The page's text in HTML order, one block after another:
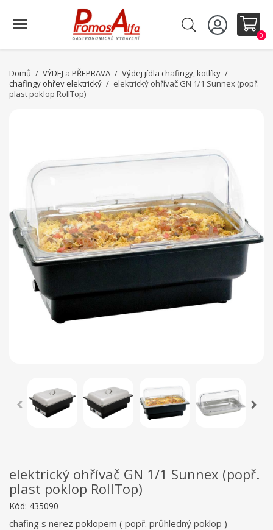
0
Domů VÝDEJ a PŘEPRAVA
Výdej jídla chafingy, kotlíky
chafingy ohřev elektrický
elektrický ohřívač GN 1/1 Sunnex (popř.
plast poklop RollTop)
elektrický ohřívač GN 1/1 Sunnex (popř.
plast poklop RollTop)
Kód: 435090
chafing s nerez poklopem ( popř. průhledný poklop )